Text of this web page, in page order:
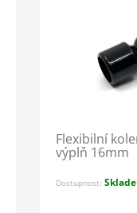
Flexibilní
výplň 16mm
Dostupnost: